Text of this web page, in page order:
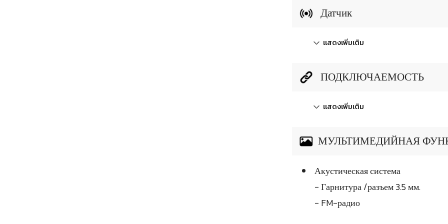
Датчик
แสดงเพิ่มเติม
ПОДКЛЮЧАЕМОСТЬ
แสดงเพิ่มเติม
МУЛЬТИМЕДИЙНАЯ
Акустическая система
- Гарнитура /разъем 3.5 мм.
- FM-радио